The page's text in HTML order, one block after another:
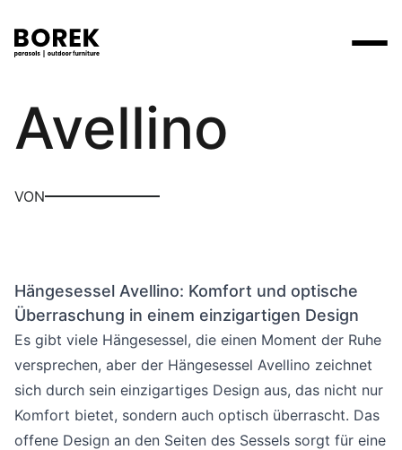
Produkte
Produkte
Stühle
Liegestühle
Andere
Kollektionen
Marken
Yoi
VerkaufsstellenSuche am Verkaufsort
Mehr
Contact
Events
3D-Modelle
Arbeiten bei
Uber uns
Sprachwahl
Suchen
Max & Luuk
Avellino
VON
Hängesessel Avellino: Komfort und optische
Überraschung in einem einzigartigen Design
Es gibt viele Hängesessel, die einen Moment der Ruhe
versprechen, aber der Hängesessel Avellino zeichnet
sich durch sein einzigartiges Design aus, das nicht nur
Komfort bietet, sondern auch optisch überrascht. Das
offene Design an den Seiten des Sessels sorgt für eine